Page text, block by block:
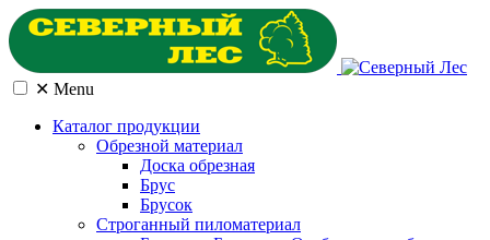
✕ Menu
Каталог продукции
Обрезной материал
Доска обрезная
Брус
Брусок
Cтроганный пиломатериал